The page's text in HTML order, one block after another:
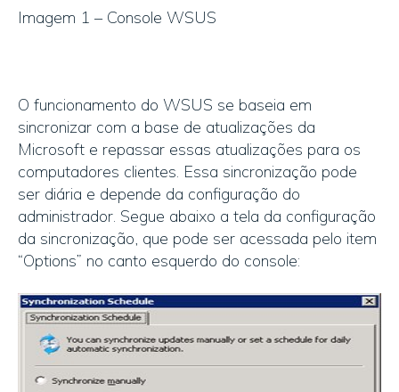
Imagem 1 – Console WSUS
O funcionamento do WSUS se baseia em
sincronizar com a base de atualizações da
Microsoft e repassar essas atualizações para os
computadores clientes. Essa sincronização pode
ser diária e depende da configuração do
administrador. Segue abaixo a tela da configuração
da sincronização, que pode ser acessada pelo item
“Options” no canto esquerdo do console: